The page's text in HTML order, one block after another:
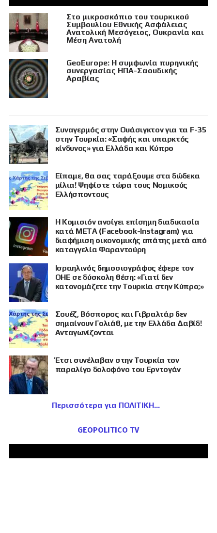
Στο μικροσκόπιο του τουρκικού
Συμβουλίου Εθνικής Ασφάλειας
Ανατολική Μεσόγειος, Ουκρανία και
Μέση Ανατολή
GeoEurope: Η συμφωνία πυρηνικής
συνεργασίας ΗΠΑ-Σαουδικής
Αραβίας
Συναγερμός στην Ουάσιγκτον για τα F-35
στην Τουρκία: «Σαφής και υπαρκτός
κίνδυνος» για Ελλάδα και Κύπρο
Είπαμε, θα σας ταράξουμε στα δώδεκα
μίλια! Ψηφίστε τώρα τους Νομικούς
Ελλήσποντους
Η Κομισιόν ανοίγει επίσημη διαδικασία
κατά META (Facebook-Instagram) για
διαφήμιση οικονομικής απάτης μετά από
καταγγελία Φαραντούρη
Ισραηλινός δημοσιογράφος έφερε τον
ΟΗΕ σε δύσκολη θέση: «Γιατί δεν
κατονομάζετε την Τουρκία στην Κύπρο;»
Σουέζ, Βόσπορος και Γιβραλτάρ δεν
σημαίνουν Γολιάθ, με την Ελλάδα Δαβίδ!
Ανταγωνίζονται
Έτσι συνέλαβαν στην Τουρκία τον
παραλίγο δολοφόνο του Ερντογάν
Περισσότερα για ΠΟΛΙΤΙΚΗ
GEOPOLITICO TV